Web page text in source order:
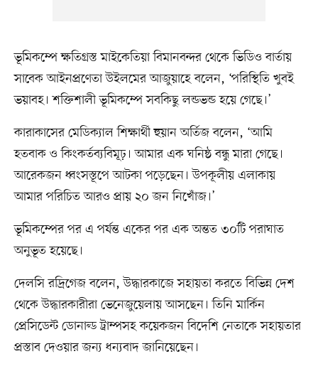
ভূমিকম্পে ক্ষতিগ্রস্ত মাইকেতিয়া বিমানবন্দর থেকে ভিডিও বার্তায়
সাবেক আইনপ্রণেতা উইলমের আজুয়াহে বলেন, ‘পরিস্থিতি খুবই
ভয়াবহ। শক্তিশালী ভূমিকম্পে সবকিছু লন্ডভন্ড হয়ে গেছে।’
কারাকাসের মেডিক্যাল শিক্ষার্থী হুয়ান অর্তিজ বলেন, ‘আমি
হতবাক ও কিংকর্তব্যবিমূঢ়। আমার এক ঘনিষ্ঠ বন্ধু মারা গেছে।
আরেকজন ধ্বংসস্তূপে আটকা পড়েছেন। উপকূলীয় এলাকায়
আমার পরিচিত আরও প্রায় ২০ জন নিখোঁজ।’
ভূমিকম্পের পর এ পর্যন্ত একের পর এক অন্তত ৩০টি পরাঘাত
অনুভূত হয়েছে।
দেলসি রদ্রিগেজ বলেন, উদ্ধারকাজে সহায়তা করতে বিভিন্ন দেশ
থেকে উদ্ধারকারীরা ভেনেজুয়েলায় আসছেন। তিনি মার্কিন
প্রেসিডেন্ট ডোনাল্ড ট্রাম্পসহ কয়েকজন বিদেশি নেতাকে সহায়তার
প্রস্তাব দেওয়ার জন্য ধন্যবাদ জানিয়েছেন।